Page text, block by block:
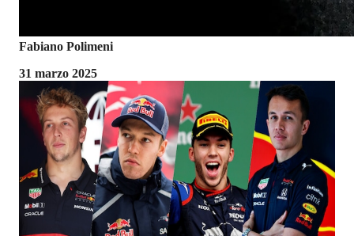
Fabiano Polimeni
31 marzo 2025